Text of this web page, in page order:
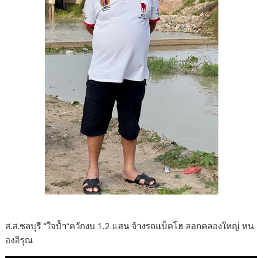
ส.ส.ชลบุรี ”ใจป้ำ“ควักงบ 1.2 แสน จ้างรถแบ็คโฮ ลอกคลองใหญ่ หน
องอิรุณ